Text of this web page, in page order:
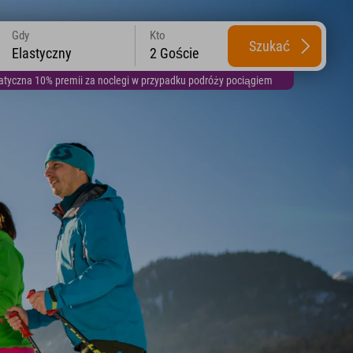
10% premii za noclegi w przypadku podróży pociągiem
Gdy
Elastyczny
Kto
2 Goście Szukać